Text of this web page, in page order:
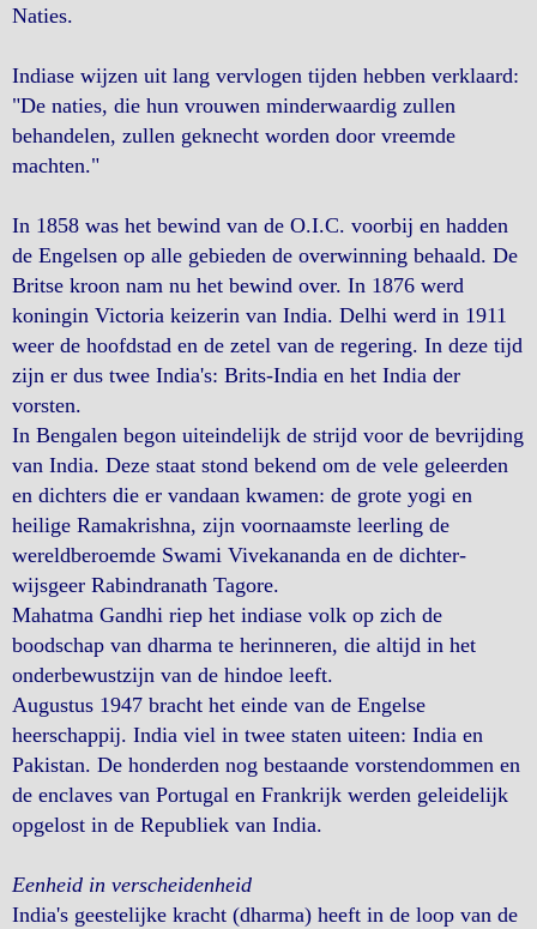
Naties.
Indiase wijzen uit lang vervlogen tijden hebben verklaard:
"De naties, die hun vrouwen minderwaardig zullen
behandelen, zullen geknecht worden door vreemde
machten."
In 1858 was het bewind van de O.I.C. voorbij en hadden
de Engelsen op alle gebieden de overwinning behaald. De
Britse kroon nam nu het bewind over. In 1876 werd
koningin Victoria keizerin van India. Delhi werd in 1911
weer de hoofdstad en de zetel van de regering. In deze tijd
zijn er dus twee India's: Brits-India en het India der
vorsten.
In Bengalen begon uiteindelijk de strijd voor de bevrijding
van India. Deze staat stond bekend om de vele geleerden
en dichters die er vandaan kwamen: de grote yogi en
heilige Ramakrishna, zijn voornaamste leerling de
wereldberoemde Swami Vivekananda en de dichter-
wijsgeer Rabindranath Tagore.
Mahatma Gandhi riep het indiase volk op zich de
boodschap van dharma te herinneren, die altijd in het
onderbewustzijn van de hindoe leeft.
Augustus 1947 bracht het einde van de Engelse
heerschappij. India viel in twee staten uiteen: India en
Pakistan. De honderden nog bestaande vorstendommen en
de enclaves van Portugal en Frankrijk werden geleidelijk
opgelost in de Republiek van India.
Eenheid in verscheidenheid
India's geestelijke kracht (dharma) heeft in de loop van de